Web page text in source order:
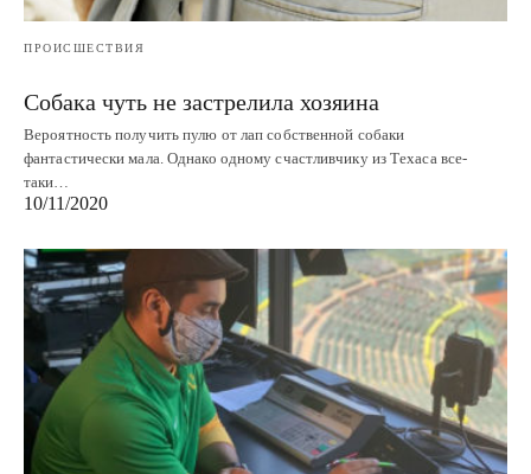
ПРОИСШЕСТВИЯ
Собака чуть не застрелила хозяина
Вероятность получить пулю от лап собственной собаки
фантастически мала. Однако одному счастливчику из Техаса все-
таки…
10/11/2020